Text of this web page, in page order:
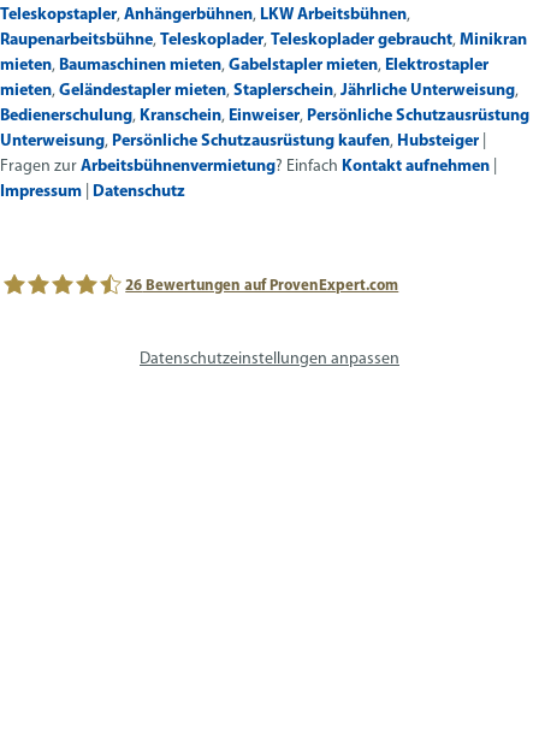
Teleskopstapler, Anhängerbühnen, LKW Arbeitsbühnen,
Raupenarbeitsbühne, Teleskoplader, Teleskoplader gebraucht, Minikran
mieten, Baumaschinen mieten, Gabelstapler mieten, Elektrostapler
mieten, Geländestapler mieten, Staplerschein, Jährliche Unterweisung,
Bedienerschulung, Kranschein, Einweiser, Persönliche Schutzausrüstung
Unterweisung, Persönliche Schutzausrüstung kaufen, Hubsteiger
Fragen zur Arbeitsbühnenvermietung? Einfach Kontakt aufnehmen
Impressum
Datenschutz
avs SYSTEM LIFT AG
26 Bewertungen auf ProvenExpert.com
Datenschutzeinstellungen anpassen